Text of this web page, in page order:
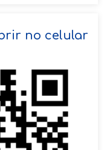
no celular